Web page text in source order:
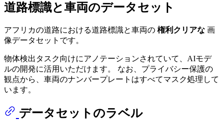
道路標識と車両のデータセット
アフリカの道路における道路標識と車両の 権利クリアな 画
像データセットです。
物体検出タスク向けにアノテーションされていて、AIモデ
ルの開発に活用いただけます。 なお、プライバシー保護の
観点から、車両のナンバープレートはすべてマスク処理して
います。
データセットのラベル